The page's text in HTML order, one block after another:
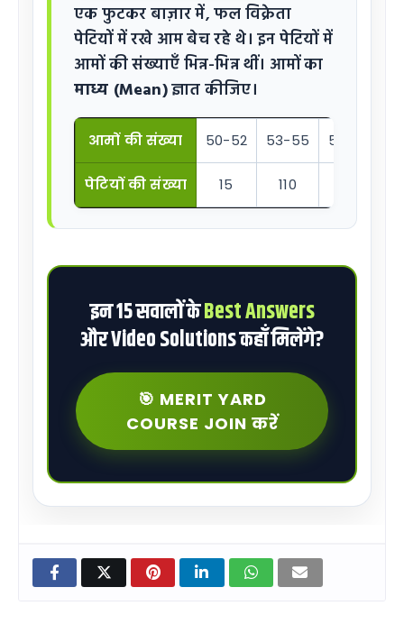
एक फुटकर बाज़ार में, फल विक्रेता
पेटियों में रखे आम बेच रहे थे। इन पेटियों में
आमों की संख्याएँ भिन्न-भिन्न थीं। आमों का
माध्य (Mean)ज्ञात कीजिए।
आमों की संख्या 50-52 53-55 56-58
पेटियों की संख्या 15 110
इन 15 सवालों केBest Answers
और Video Solutions कहाँ मिलेंगे?
🎯 MERIT YARD
COURSE JOIN करें